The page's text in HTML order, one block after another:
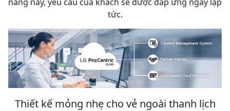
tức.
Thiết kế mỏng nhẹ cho vẻ ngoài thanh lịch